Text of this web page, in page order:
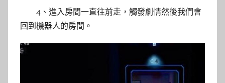
4、進入房間一直往前走，觸發劇情然後我們會
回到機器人的房間。